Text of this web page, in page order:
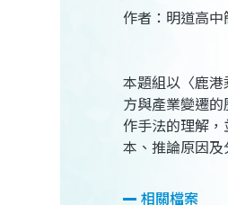
作者：明道高
本題組以〈鹿
方與產業變遷
作手法的理解
本、推論原因
相關檔案